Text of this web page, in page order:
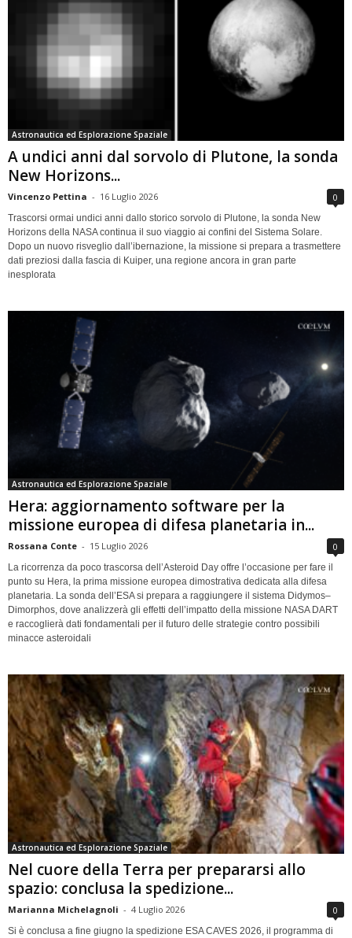
Astronautica ed Esplorazione Spaziale
A undici anni dal sorvolo di Plutone, la sonda
New Horizons...
Vincenzo Pettina - 16 Luglio 2026 0
Trascorsi ormai undici anni dallo storico sorvolo di Plutone, la sonda New
Horizons della NASA continua il suo viaggio ai confini del Sistema Solare.
Dopo un nuovo risveglio dall’ibernazione, la missione si prepara a trasmettere
dati preziosi dalla fascia di Kuiper, una regione ancora in gran parte
inesplorata
Astronautica ed Esplorazione Spaziale
Hera: aggiornamento software per la
missione europea di difesa planetaria in...
Rossana Conte - 15 Luglio 2026 0
La ricorrenza da poco trascorsa dell’Asteroid Day offre l’occasione per fare il
punto su Hera, la prima missione europea dimostrativa dedicata alla difesa
planetaria. La sonda dell’ESA si prepara a raggiungere il sistema Didymos–
Dimorphos, dove analizzerà gli effetti dell’impatto della missione NASA DART
e raccoglierà dati fondamentali per il futuro delle strategie contro possibili
minacce asteroidali
Astronautica ed Esplorazione Spaziale
Nel cuore della Terra per prepararsi allo
spazio: conclusa la spedizione...
Marianna Michelagnoli - 4 Luglio 2026 0
Si è conclusa a fine giugno la spedizione ESA CAVES 2026, il programma di